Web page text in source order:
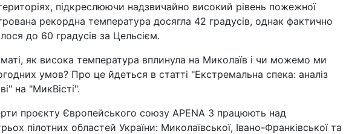
підкреслюючи надзвичайно високий рівень пожежної
рекордна температура досягла 42 градусів, однак фактично
до 60 градусів за Цельсієм.
як висока температура вплинула на Миколаїв і чи можемо ми
умов? Про це йдеться в статті "Екстремальна спека: аналіз
на "МикВісті".
проєкту Європейського союзу APENA 3 працюють над
пілотних областей України: Миколаївської, Івано-Франківської та